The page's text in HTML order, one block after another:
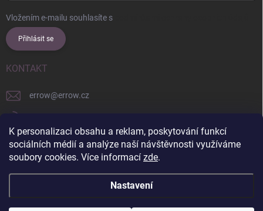
K personalizaci obsahu a reklam, poskytování funkcí
sociálních médií a analýze naší návštěvnosti využíváme
soubory cookies. Více informací zde.
Nastavení
Vložením e-mailu souhlasíte s
Přihlásit se
KONTAKT
errow@errow.cz
explore/locations/957228892/